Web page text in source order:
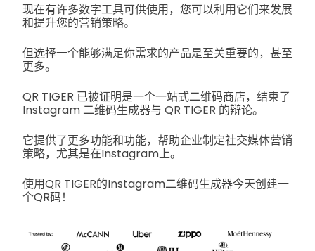
现在有许多数字工具可供使用，您可以利用它们来发展
和提升您的营销策略。
但选择一个能够满足你需求的产品是至关重要的，甚至
更多。
QR TIGER 已被证明是一个一站式二维码商店，结束了
Instagram 二维码生成器与 QR TIGER 的辩论。
它提供了更多功能和功能，帮助企业制定社交媒体营销
策略，尤其是在Instagram上。
使用QR TIGER的Instagram二维码生成器今天创建一
个QR码！